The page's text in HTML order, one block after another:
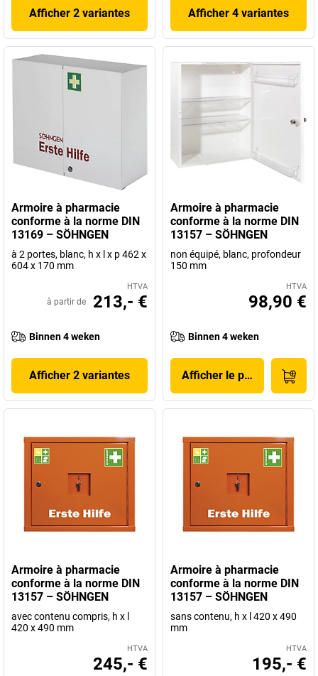
Afficher 2 variantes Afficher 4 variantes
Armoire à pharmacie
conforme à la norme DIN
13169 – SÖHNGEN
à 2 portes, blanc, h x l x p 462 x
604 x 170 mm
HTVA
à partir de 213,- €
Binnen 4 weken
Afficher 2 variantes
Armoire à pharmacie
conforme à la norme DIN
13157 – SÖHNGEN
non équipé, blanc, profondeur
150 mm
HTVA
98,90 €
Binnen 4 weken
Afficher le produit
Armoire à pharmacie
conforme à la norme DIN
13157 – SÖHNGEN
avec contenu compris, h x l
420 x 490 mm
HTVA
245,- €
Armoire à pharmacie
conforme à la norme DIN
13157 – SÖHNGEN
sans contenu, h x l 420 x 490
mm
HTVA
195,- €